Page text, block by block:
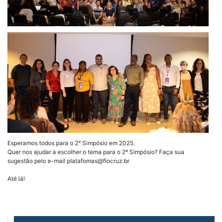
Esperamos todos para o 2° Simpósio em 2025.
Quer nos ajudar a escolher o tema para o 2º Simpósio? Faça sua
sugestão pelo e-mail platafomas@fiocruz.br
Até lá!